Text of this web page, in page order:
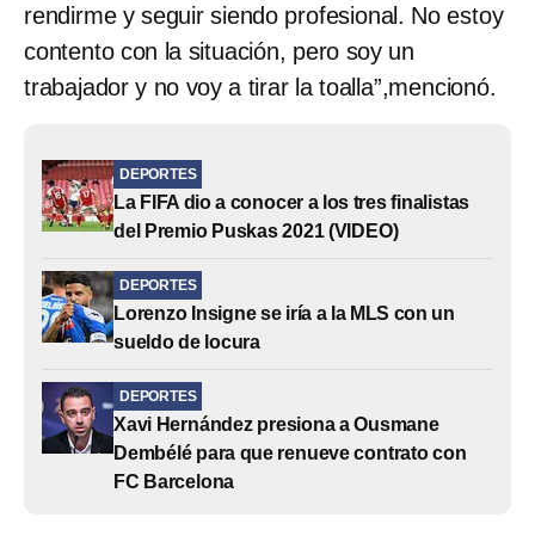
rendirme y seguir siendo profesional. No estoy
contento con la situación, pero soy un
trabajador y no voy a tirar la toalla”,mencionó.
DEPORTES
La FIFA dio a conocer a los tres finalistas
del Premio Puskas 2021 (VIDEO)
DEPORTES
Lorenzo Insigne se iría a la MLS con un
sueldo de locura
DEPORTES
Xavi Hernández presiona a Ousmane
Dembélé para que renueve contrato con
FC Barcelona